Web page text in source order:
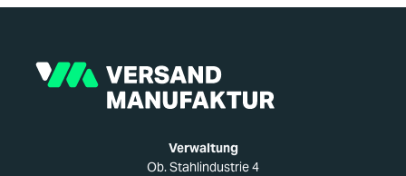
Verwaltung
Ob. Stahlindustrie 4